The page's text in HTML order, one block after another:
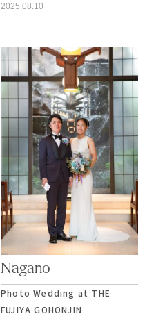
2025.08.10
Nagano
Photo Wedding at THE
FUJIYA GOHONJIN